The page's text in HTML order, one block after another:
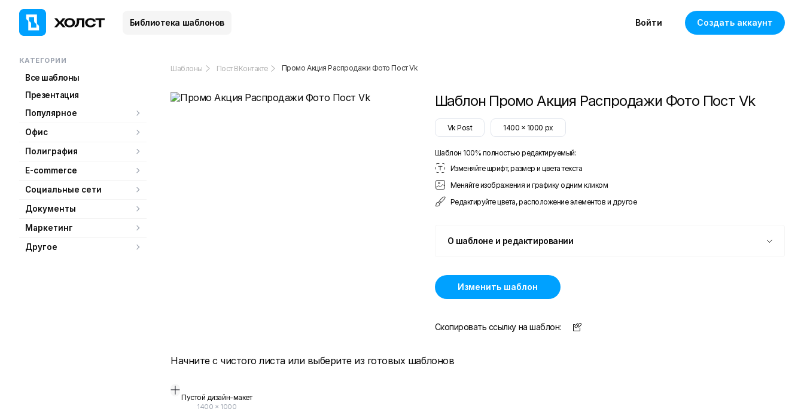
Библиотека шаблонов Войти Создать аккаунт
КАТЕГОРИИ
Все шаблоны
Презентация
Популярное
Офис
Полиграфия
E-commerce
Социальные сети
Документы
Маркетинг
Другое
Шаблоны Пост ВКонтакте Промо Акция Распродажи Фото Пост Vk
Шаблон Промо Акция Распродажи Фото Пост Vk
Vk Post 1400 x 1000 px
Шаблон 100% полностью редактируемый:
Изменяйте шрифт, размер и цвета текста
Меняйте изображения и графику одним кликом
Редактируйте цвета, расположение элементов и другое
О шаблоне и редактировании
Изменить шаблон
Скопировать ссылку на шаблон:
Начните с чистого листа или выберите из готовых шаблонов
Пустой дизайн-макет
1400 × 1000